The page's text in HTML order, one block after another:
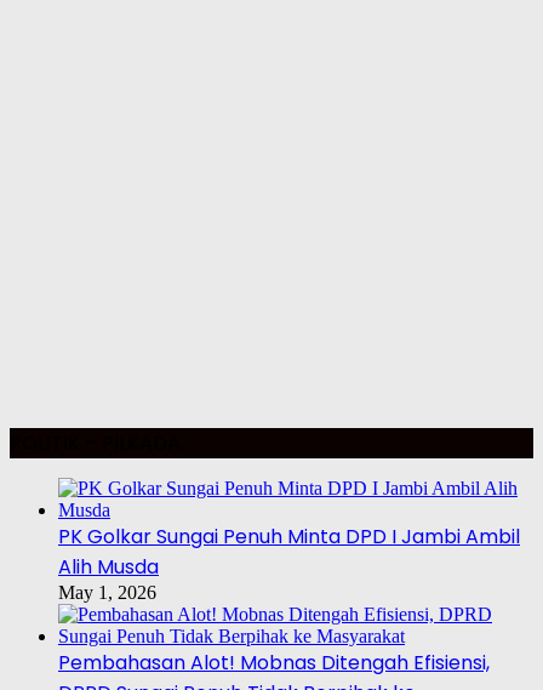
PK Golkar Sungai Penuh Minta DPD I Jambi Ambil
Alih Musda
May 1, 2026
Pembahasan Alot! Mobnas Ditengah Efisiensi,